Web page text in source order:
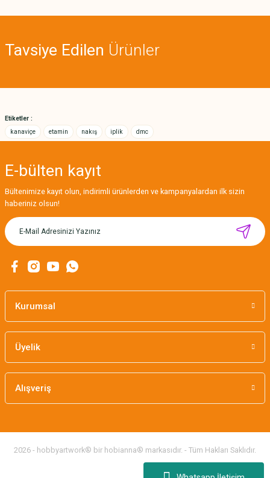
Ürün açıklamasında eksik bilgiler bulunuyor.
Tavsiye Edilen Ürünler
MIKNATISLI İĞNE TUTUCU-BAHAR
Etiketler :
kanaviçe
etamin nakış iplik dmc
E-bülten kayıt
Bültenimize kayıt olun, indirimli ürünlerden ve kampanyalardan ilk sizin
haberiniz olsun!
Kurumsal
Üyelik
Alışveriş
2026 - hobbyartwork® bir hobianna® markasıdır. - Tüm Hakları Saklıdır.